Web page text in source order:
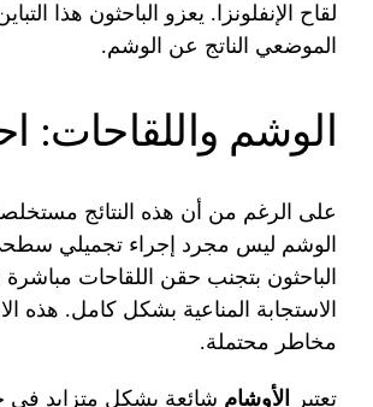
لقاح الإنفلونزا. يعزو الباحثون هذا
الموضعي الناتج عن الوشم.
الوشم واللقاحات:
على الرغم من أن هذه النتائج
الوشم ليس مجرد إجراء تجميلي
الباحثون بتجنب حقن اللقاحات
الاستجابة المناعية بشكل كامل. هذه
مخاطر محتملة.
تعتبر الأوشام شائعة بشكل متزايد في